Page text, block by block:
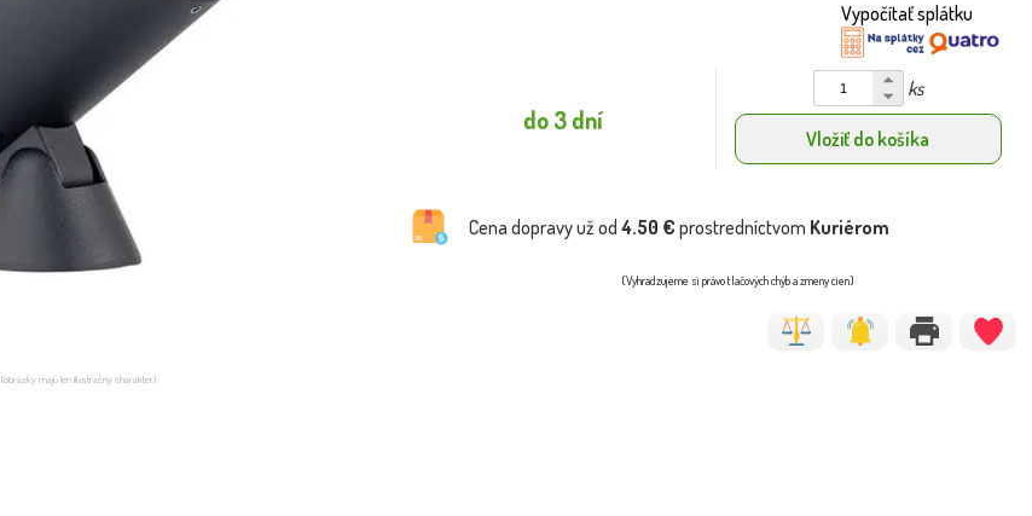
(obrázky majú len ilustračný charakter)
Vypočítať splátku
do 3 dní
ks
Vložiť do košíka
Cena dopravy už od4.50 € prostredníctvom Kuriérom
(Vyhradzujeme si právo tlačových chýb a zmeny cien)